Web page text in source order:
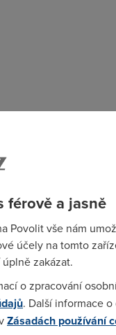
také, otevřete si
Prohlížeč událostí;
férově a jasně
Povolit vše nám
účely na tomto
zakázat.
o zpracování
. Další informace
Zásadách používání